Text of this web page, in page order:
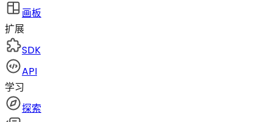
画板
扩展
SDK
API
学习
探索